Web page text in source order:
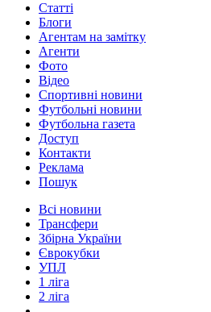
Статті
Блоги
Агентам на замітку
Агенти
Фото
Відео
Спортивні новини
Футбольні новини
Футбольна газета
Доступ
Контакти
Реклама
Пошук
Всі новини
Трансфери
Збірна України
Єврокубки
УПЛ
1 ліга
2 ліга